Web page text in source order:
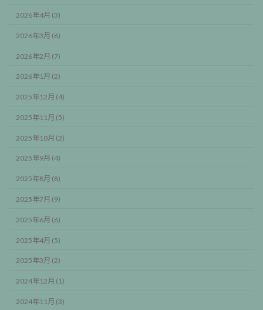
2026年4月 (3)
2026年3月 (6)
2026年2月 (7)
2026年1月 (2)
2025年12月 (4)
2025年11月 (5)
2025年10月 (2)
2025年9月 (4)
2025年8月 (8)
2025年7月 (9)
2025年6月 (6)
2025年4月 (5)
2025年3月 (2)
2024年12月 (1)
2024年11月 (3)